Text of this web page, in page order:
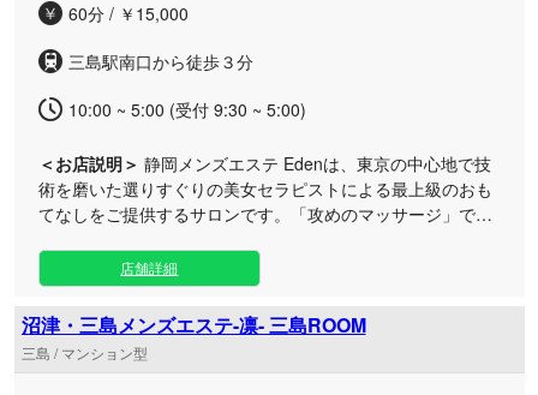
60分 / ￥15,000
三島駅南口から徒歩３分
10:00 ~ 5:00 (受付 9:30 ~ 5:00)
＜お店説明＞ 静岡メンズエステ Edenは、東京の中心地で技
術を磨いた選りすぐりの美女セラピストによる最上級のおも
てなしをご提供するサロンです。「攻めのマッサージ」で唯
ルームでは、日々の忙しさから解放されたい男性に向けて、
周囲を気にせず過ごせる落ち着いたプライベート空間をご用
意いたしました。選び抜かれたセラピストが、細やかな気配
りと真心に満ちた接客で、まるで二人きりの恋人気分のよう
な特別な時間をおもてなしいたします。お仕事帰りのリフレ
店舗詳細
沼津・三島メンズエステ-凛- 三島ROOM
三島 / マンション型